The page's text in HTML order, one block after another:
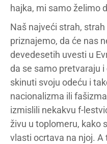
hajka, mi samo želimo
Naš najveći strah,
priznajemo, da će nas
devedesetih uvesti u
da se samo pretvaraju
skinuti svoju odeću i
nacionalizma ili
izmislili nekakvu f-
živu u toplomeru, kako
vlasti ocrtava na njoj.